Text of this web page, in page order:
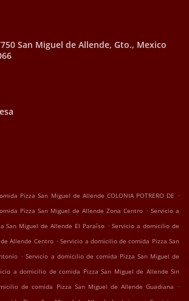
San Miguel de Allende, Gto., Mexico
Pizza San Miguel de Allende COLONIA POTRERO DE .
Pizza San Miguel de Allende Zona Centro . Servicio a
San Miguel de Allende El Paraíso . Servicio a domicilio de
Allende Centro . Servicio a domicilio de comida Pizza San
. Servicio a domicilio de comida Pizza San Miguel de
a domicilio de comida Pizza San Miguel de Allende Sin
de comida Pizza San Miguel de Allende Guadiana .